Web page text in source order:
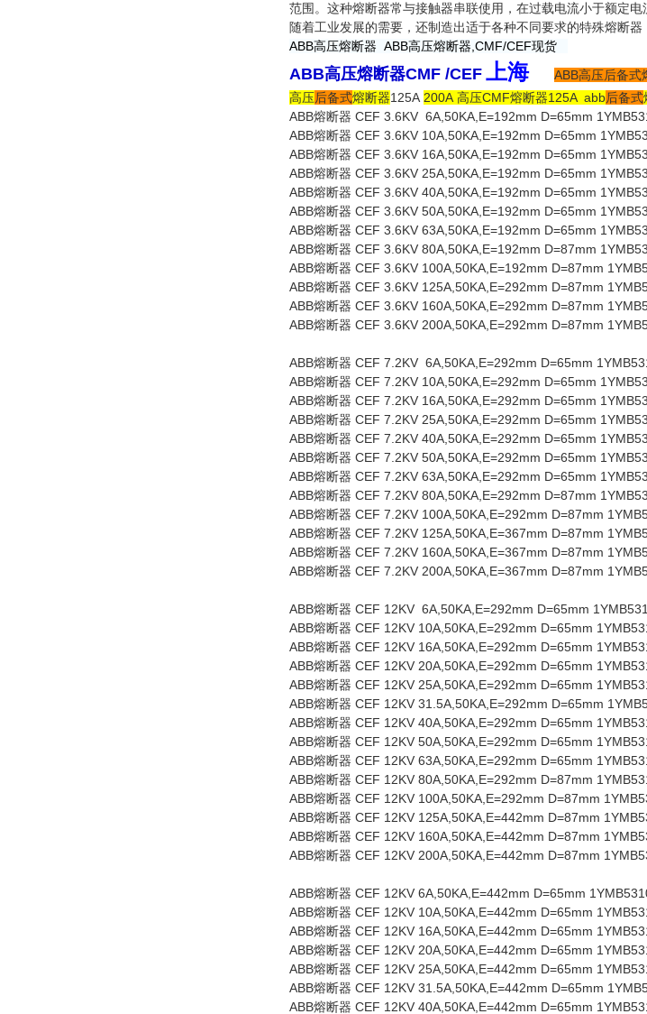
范围。这种熔断器常与接触器串联使用，在过载电流小于额定
随着工业发展的需要，还制造出适于各种不同要求的特殊熔断器
ABB高压熔断器 ABB高压熔断器,CMF/CEF现货
ABB高压熔断器CMF /CEF 上海
ABB高压后备式
高压后备式熔断器125A 200A 高压CMF熔断器125A abb后备式
ABB熔断器 CEF 3.6KV 6A,50KA,E=192mm D=65mm
ABB熔断器 CEF 3.6KV 10A,50KA,E=192mm D=65mm
ABB熔断器 CEF 3.6KV 16A,50KA,E=192mm D=65mm
ABB熔断器 CEF 3.6KV 25A,50KA,E=192mm D=65mm
ABB熔断器 CEF 3.6KV 40A,50KA,E=192mm D=65mm
ABB熔断器 CEF 3.6KV 50A,50KA,E=192mm D=65mm
ABB熔断器 CEF 3.6KV 63A,50KA,E=192mm D=65mm
ABB熔断器 CEF 3.6KV 80A,50KA,E=192mm D=87mm
ABB熔断器 CEF 3.6KV 100A,50KA,E=192mm D=87mm
ABB熔断器 CEF 3.6KV 125A,50KA,E=292mm D=87mm
ABB熔断器 CEF 3.6KV 160A,50KA,E=292mm D=87mm
ABB熔断器 CEF 3.6KV 200A,50KA,E=292mm D=87mm
ABB熔断器 CEF 7.2KV 6A,50KA,E=292mm D=65mm
ABB熔断器 CEF 7.2KV 10A,50KA,E=292mm D=65mm
ABB熔断器 CEF 7.2KV 16A,50KA,E=292mm D=65mm
ABB熔断器 CEF 7.2KV 25A,50KA,E=292mm D=65mm
ABB熔断器 CEF 7.2KV 40A,50KA,E=292mm D=65mm
ABB熔断器 CEF 7.2KV 50A,50KA,E=292mm D=65mm
ABB熔断器 CEF 7.2KV 63A,50KA,E=292mm D=65mm
ABB熔断器 CEF 7.2KV 80A,50KA,E=292mm D=87mm
ABB熔断器 CEF 7.2KV 100A,50KA,E=292mm D=87mm
ABB熔断器 CEF 7.2KV 125A,50KA,E=367mm D=87mm
ABB熔断器 CEF 7.2KV 160A,50KA,E=367mm D=87mm
ABB熔断器 CEF 7.2KV 200A,50KA,E=367mm D=87mm
ABB熔断器 CEF 12KV 6A,50KA,E=292mm D=65mm
ABB熔断器 CEF 12KV 10A,50KA,E=292mm D=65mm
ABB熔断器 CEF 12KV 16A,50KA,E=292mm D=65mm
ABB熔断器 CEF 12KV 20A,50KA,E=292mm D=65mm
ABB熔断器 CEF 12KV 25A,50KA,E=292mm D=65mm
ABB熔断器 CEF 12KV 31.5A,50KA,E=292mm D=65mm
ABB熔断器 CEF 12KV 40A,50KA,E=292mm D=65mm
ABB熔断器 CEF 12KV 50A,50KA,E=292mm D=65mm
ABB熔断器 CEF 12KV 63A,50KA,E=292mm D=65mm
ABB熔断器 CEF 12KV 80A,50KA,E=292mm D=87mm
ABB熔断器 CEF 12KV 100A,50KA,E=292mm D=87mm
ABB熔断器 CEF 12KV 125A,50KA,E=442mm D=87mm
ABB熔断器 CEF 12KV 160A,50KA,E=442mm D=87mm
ABB熔断器 CEF 12KV 200A,50KA,E=442mm D=87mm
ABB熔断器 CEF 12KV 6A,50KA,E=442mm D=65mm
ABB熔断器 CEF 12KV 10A,50KA,E=442mm D=65mm
ABB熔断器 CEF 12KV 16A,50KA,E=442mm D=65mm
ABB熔断器 CEF 12KV 20A,50KA,E=442mm D=65mm
ABB熔断器 CEF 12KV 25A,50KA,E=442mm D=65mm
ABB熔断器 CEF 12KV 31.5A,50KA,E=442mm D=65mm
ABB熔断器 CEF 12KV 40A,50KA,E=442mm D=65mm